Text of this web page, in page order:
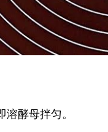
酵母拌匀。